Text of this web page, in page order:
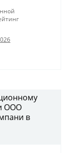
ООО
в